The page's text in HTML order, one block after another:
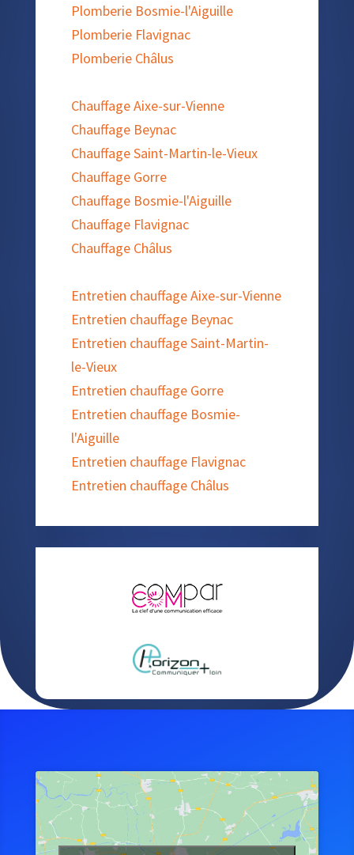
Plomberie Bosmie-l'Aiguille
Plomberie Flavignac
Plomberie Châlus
Chauffage Aixe-sur-Vienne
Chauffage Beynac
Chauffage Saint-Martin-le-Vieux
Chauffage Gorre
Chauffage Bosmie-l'Aiguille
Chauffage Flavignac
Chauffage Châlus
Entretien chauffage Aixe-sur-Vienne
Entretien chauffage Beynac
Entretien chauffage Saint-Martin-
le-Vieux
Entretien chauffage Gorre
Entretien chauffage Bosmie-
l'Aiguille
Entretien chauffage Flavignac
Entretien chauffage Châlus